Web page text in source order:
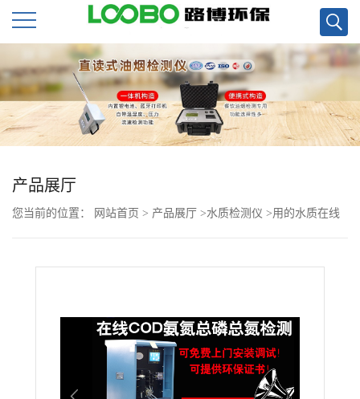
公
司
首
页
公
产品展厅
您当前的位置： 网站首页 > 产品展厅 >水质检测仪 >用的水质在线